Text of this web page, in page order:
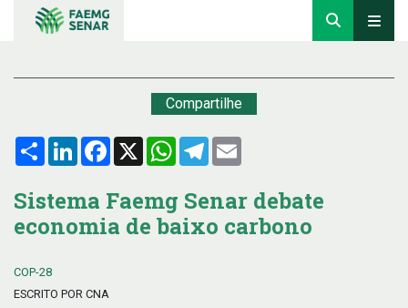
Compartilhe
Compartilhar
LinkedInFacebook
X WhatsApp
Telegram
Sistema Faemg Senar debate
economia de baixo carbono
COP-28
ESCRITO POR CNA